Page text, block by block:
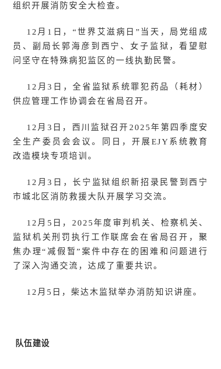
组织开展消防安全大检查。
12月1日，“世界艾滋病日”当天，局党组成
员、副局长郭海彦到西宁、女子监狱，看望慰
问坚守在特殊病犯监区的一线执勤民警。
12月3日，全省监狱系统罪犯药品（耗材）
供应管理工作协调会在省局召开。
12月3日，西川监狱召开2025年第四季度安
全生产委员会会议。同日，开展EJY系统教育
改造模块专项培训。
12月3日，长宁监狱组织新招录民警到西宁
市城北区消防救援大队开展学习交流。
12月5日，2025年度审判机关、检察机关、
监狱机关刑罚执行工作联席会在省局召开，聚
焦办理“减假暂”案件中存在的困难和问题进行
了深入沟通交流，达成了重要共识。
12月5日，柴达木监狱举办消防知识讲座。
队伍建设